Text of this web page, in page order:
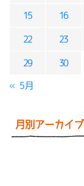
15 16
22 23
29 30
« 5月
月別アーカイブ